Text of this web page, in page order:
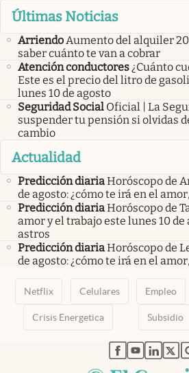
Últimas Noticias
ArriendoAumento del alquiler
saber cuánto te van a cobrar
Atención conductores¿Cuánto
Este es el precio del litro de
lunes 10 de agosto
Seguridad Social Oficial | La
suspender tu pensión si olvidas
cambio
Actualidad
Predicción diariaHoróscopo de
de agosto: ¿cómo te irá en el
Predicción diariaHoróscopo de
amor y el trabajo este lunes 10 de
astros
Predicción diariaHoróscopo de
de agosto: ¿cómo te irá en el
Netflix Celulares Empleo
Crisis Energetica Subsidio
abre enabre en
abre